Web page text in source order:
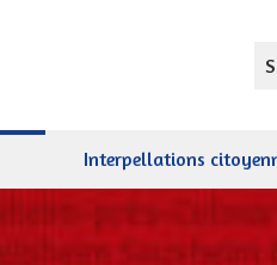
Interpellations